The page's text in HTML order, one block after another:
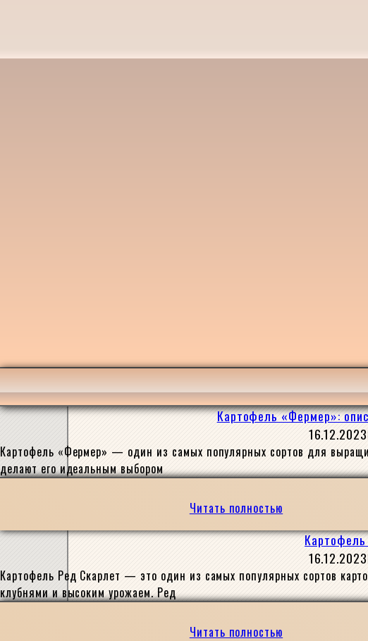
Картофель «Фермер»:
16.12.2023
Картофель «Фермер» — один из самых популярных сортов для
делают его идеальным выбором
Читать полностью
16.12.2023
Картофель Ред Скарлет — это один из самых популярных сортов
клубнями и высоким урожаем. Ред
Читать полностью